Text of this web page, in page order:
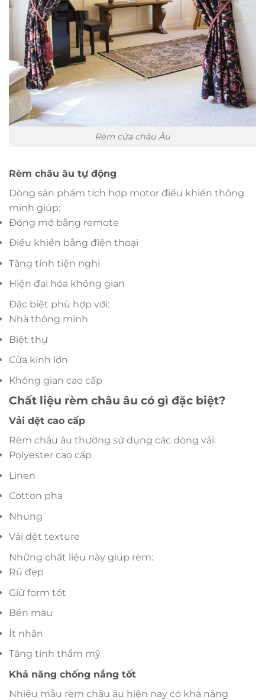
Rèm cửa châu Âu
Rèm châu âu tự động
Dòng sản phẩm tích hợp motor điều khiển thông
minh giúp:
Đóng mở bằng remote
Điều khiển bằng điện thoại
Tăng tính tiện nghi
Hiện đại hóa không gian
Đặc biệt phù hợp với:
Nhà thông minh
Biệt thự
Cửa kính lớn
Không gian cao cấp
Chất liệu rèm châu âu có gì đặc biệt?
Vải dệt cao cấp
Rèm châu âu thường sử dụng các dòng vải:
Polyester cao cấp
Linen
Cotton pha
Nhung
Vải dệt texture
Những chất liệu này giúp rèm:
Rũ đẹp
Giữ form tốt
Bền màu
Ít nhăn
Tăng tính thẩm mỹ
Khả năng chống nắng tốt
Nhiều mẫu rèm châu âu hiện nay có khả năng